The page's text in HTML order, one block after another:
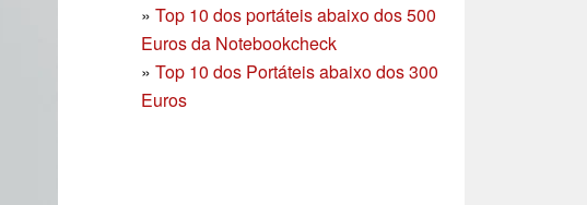
» Top 10 dos portáteis abaixo dos 500
Euros da Notebookcheck
» Top 10 dos Portáteis abaixo dos 300
Euros